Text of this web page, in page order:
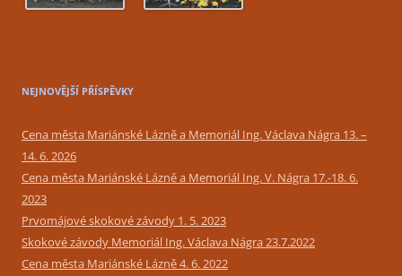
NEJNOVĚJŠÍ PŘÍSPĚVKY
Cena města Mariánské Lázně a Memoriál Ing. Václava Nágra 13. –
14. 6. 2026
Cena města Mariánské Lázně a Memoriál Ing. V. Nágra 17.-18. 6.
2023
Prvomájové skokové závody 1. 5. 2023
Skokové závody Memoriál Ing. Václava Nágra 23.7.2022
Cena města Mariánské Lázně 4. 6. 2022